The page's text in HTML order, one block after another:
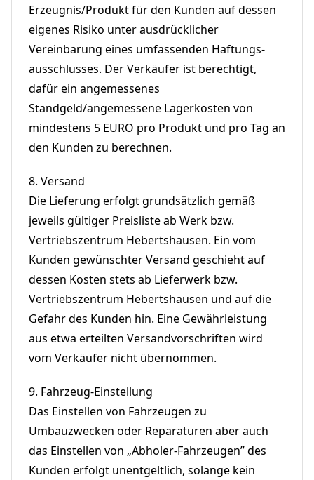
Erzeugnis/Produkt für den Kunden auf dessen
eigenes Risiko unter ausdrücklicher
Vereinbarung eines umfassenden Haftungs-
ausschlusses. Der Verkäufer ist berechtigt,
dafür ein angemessenes
Standgeld/angemessene Lagerkosten von
mindestens 5 EURO pro Produkt und pro Tag an
den Kunden zu berechnen.
8. Versand
Die Lieferung erfolgt grundsätzlich gemäß
jeweils gültiger Preisliste ab Werk bzw.
Vertriebszentrum Hebertshausen. Ein vom
Kunden gewünschter Versand geschieht auf
dessen Kosten stets ab Lieferwerk bzw.
Vertriebszentrum Hebertshausen und auf die
Gefahr des Kunden hin. Eine Gewährleistung
aus etwa erteilten Versandvorschriften wird
vom Verkäufer nicht übernommen.
9. Fahrzeug-Einstellung
Das Einstellen von Fahrzeugen zu
Umbauzwecken oder Reparaturen aber auch
das Einstellen von „Abholer-Fahrzeugen” des
Kunden erfolgt unentgeltlich, solange kein